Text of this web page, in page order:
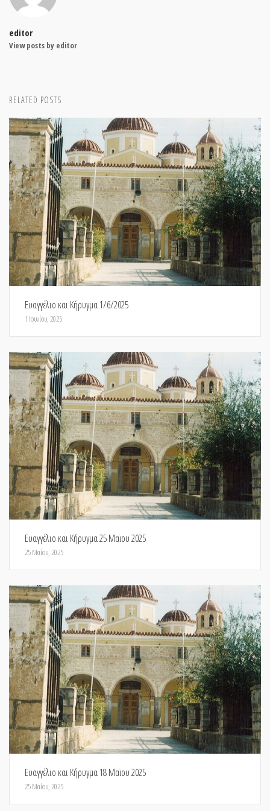
editor
View posts by editor
RELATED POSTS
Ευαγγέλιο και Κήρυγμα 1/6/2025
1 Ιουνίου, 2025
Ευαγγέλιο και Κήρυγμα 25 Μαϊου 2025
25 Μαΐου, 2025
Ευαγγέλιο και Κήρυγμα 18 Μαϊου 2025
25 Μαΐου, 2025